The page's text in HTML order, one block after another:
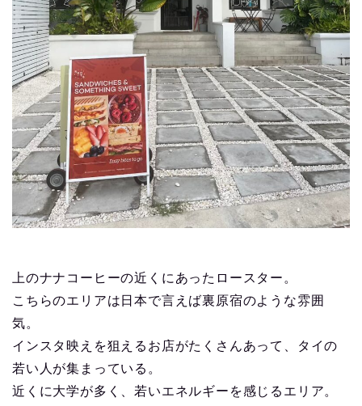
上のナナコーヒーの近くにあったロースター。
こちらのエリアは日本で言えば裏原宿のような雰囲
気。
インスタ映えを狙えるお店がたくさんあって、タイの
若い人が集まっている。
近くに大学が多く、若いエネルギーを感じるエリア。